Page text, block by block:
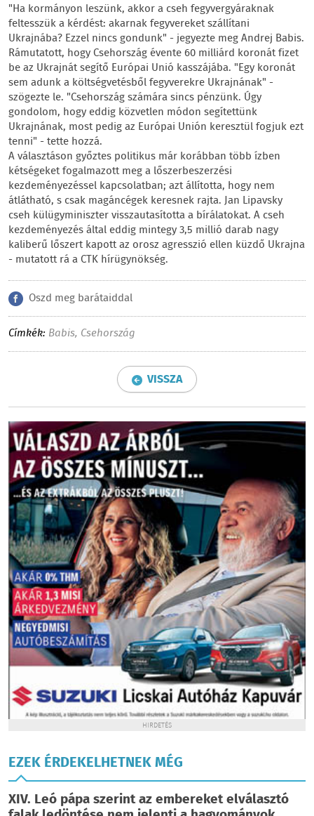
"Ha kormányon leszünk, akkor a cseh fegyvergyáraknak
feltesszük a kérdést: akarnak fegyvereket szállítani
Ukrajnába? Ezzel nincs gondunk" - jegyezte meg Andrej Babis.
Rámutatott, hogy Csehország évente 60 milliárd koronát fizet
be az Ukrajnát segítő Európai Unió kasszájába. "Egy koronát
sem adunk a költségvetésből fegyverekre Ukrajnának" -
szögezte le. "Csehország számára sincs pénzünk. Úgy
gondolom, hogy eddig közvetlen módon segítettünk
Ukrajnának, most pedig az Európai Unión keresztül fogjuk ezt
tenni" - tette hozzá.
A választáson győztes politikus már korábban több ízben
kétségeket fogalmazott meg a lőszerbeszerzési
kezdeményezéssel kapcsolatban; azt állította, hogy nem
átlátható, s csak magáncégek keresnek rajta. Jan Lipavsky
cseh külügyminiszter visszautasította a bírálatokat. A cseh
kezdeményezés által eddig mintegy 3,5 millió darab nagy
kaliberű lőszert kapott az orosz agresszió ellen küzdő Ukrajna
- mutatott rá a CTK hírügynökség.
Oszd meg barátaiddal
Címkék: Babis, Csehország
VISSZA
HIRDETÉS
EZEK ÉRDEKELHETNEK MÉG
XIV. Leó pápa szerint az embereket elválasztó